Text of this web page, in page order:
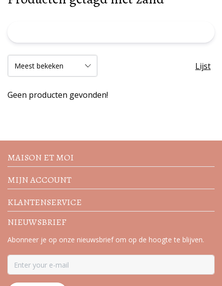
Lijst
Geen producten gevonden!
acties
MAISON ET MOI
MIJN ACCOUNT
KLANTENSERVICE
NIEUWSBRIEF
Abonneer je op onze nieuwsbrief om op de hoogte te blijven.